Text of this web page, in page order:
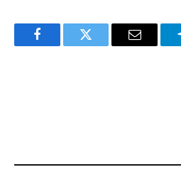
FacebookTwitter Email